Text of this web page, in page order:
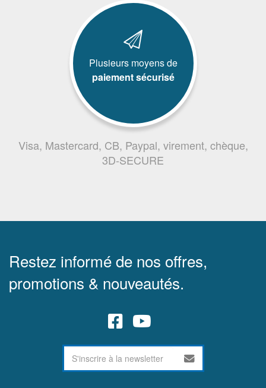
Plusieurs moyens de
paiement sécurisé
Visa, Mastercard, CB, Paypal, virement, chèque,
3D-SECURE
Restez informé de nos offres,
promotions & nouveautés.